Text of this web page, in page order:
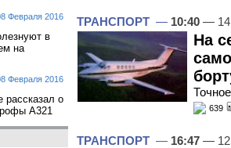
Февраля 2016
в
на
Февраля 2016
рассказал о
A321
ТРАНСПОРТ — 10:40 —
На
639
ТРАНСПОРТ — 16:47 —